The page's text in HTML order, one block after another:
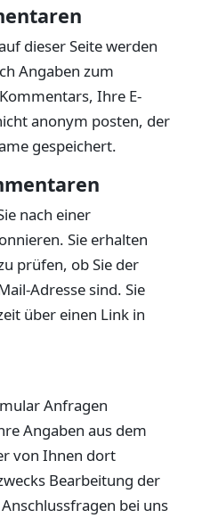
dieser Seite werden
Angaben zum
Ihre E-
anonym posten, der
gespeichert.
nach einer
Sie erhalten
prüfen, ob Sie der
Adresse sind. Sie
über einen Link in
Anfragen
Angaben aus dem
von Ihnen dort
Bearbeitung der
bei uns